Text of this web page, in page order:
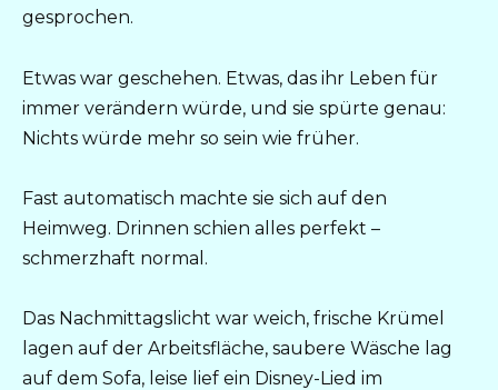
gesprochen.
Etwas war geschehen. Etwas, das ihr Leben für
immer verändern würde, und sie spürte genau:
Nichts würde mehr so sein wie früher.
Fast automatisch machte sie sich auf den
Heimweg. Drinnen schien alles perfekt –
schmerzhaft normal.
Das Nachmittagslicht war weich, frische Krümel
lagen auf der Arbeitsfläche, saubere Wäsche lag
auf dem Sofa, leise lief ein Disney-Lied im